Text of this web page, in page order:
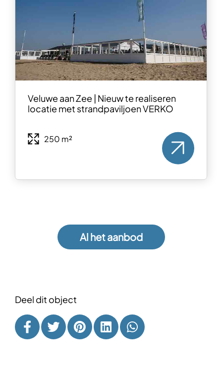
Veluwe aan Zee | Nieuw te realiseren
locatie met strandpaviljoen VERKO
250 m²
Al het aanbod
Deel dit object